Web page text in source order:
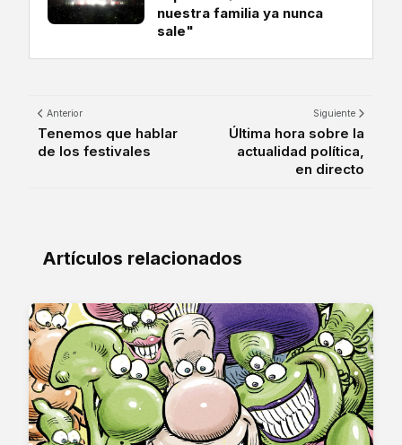
nuestra familia ya nunca
sale"
Anterior
Tenemos que hablar
de los festivales
Siguiente
Última hora sobre la
actualidad política,
en directo
Artículos relacionados